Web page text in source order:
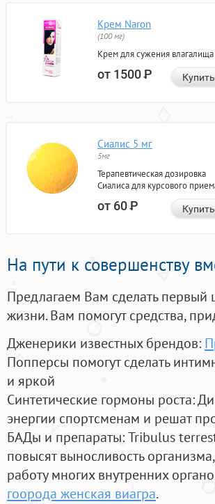
Крем Naron
(100 мг)
Крем для сужения влагалища
от 1500Р Купить
Сиалис 5 мг
5мг
Терапевтическая дозировка
Сиалиса для курсового
от 60Р Купить
На пути к совершенству
Предлагаем Вам сделать
жизни. Вам помогут средства,
Дженерики известных брендов:
Попперсы помогут сделать
и яркой
Синтетические гормоны роста:
энергии спортсменам и решат
БАДы и препараты:Tribulus
повысят выносливость
работу многих внутренних
гоорода женская виагра.